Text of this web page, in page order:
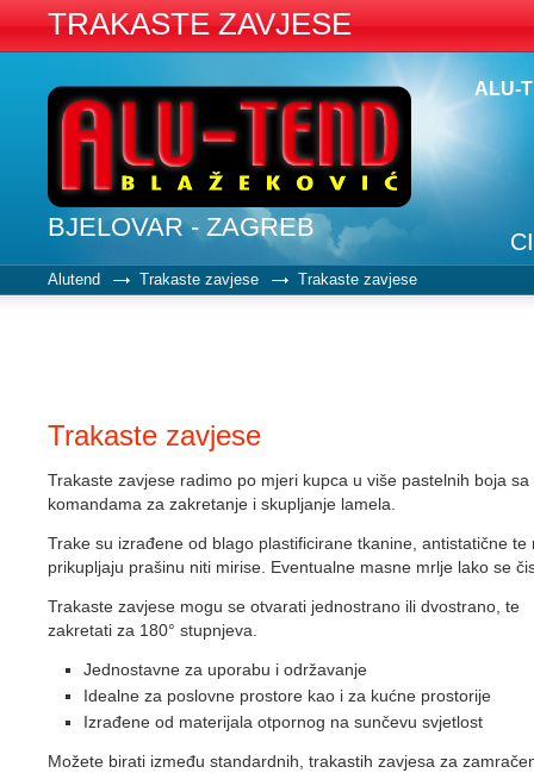
TRAKASTE ZAVJESE
BJELOVAR - ZAGREB
ALU-
Alutend Trakaste zavjese Trakaste zavjese
Trakaste zavjese
Trakaste zavjese radimo po mjeri kupca u više pastelnih boja sa
komandama za zakretanje i skupljanje lamela.
Trake su izrađene od blago plastificirane tkanine, antistatične te
prikupljaju prašinu niti mirise. Eventualne masne mrlje lako se
Trakaste zavjese mogu se otvarati jednostrano ili dvostrano, te
zakretati za 180° stupnjeva.
Jednostavne za uporabu i održavanje
Idealne za poslovne prostore kao i za kućne prostorije
Izrađene od materijala otpornog na sunčevu svjetlost
Možete birati između standardnih, trakastih zavjesa za